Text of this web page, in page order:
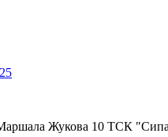
Жукова 10 ТСК